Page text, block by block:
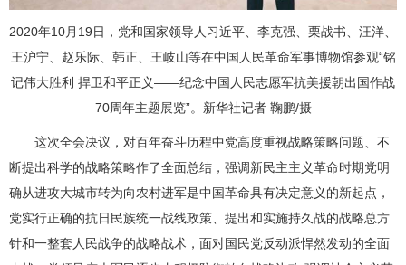
2020年10月19日，党和国家领导人习近平、李克强、栗战书、汪洋、
王沪宁、赵乐际、韩正、王岐山等在中国人民革命军事博物馆参观“铭
记伟大胜利 捍卫和平正义——纪念中国人民志愿军抗美援朝出国作战
70周年主题展览”。新华社记者 鞠鹏/摄
这次全会决议，对百年奋斗历程中党高度重视战略策略问题、不
断提出科学的战略策略作了全面总结，强调新民主主义革命时期党明
确从进攻大城市转为向农村进军是中国革命具有决定意义的新起点，
党实行正确的抗日民族统一战线政策、提出和实施持久战的战略总方
针和一整套人民战争的战略战术，面对国民党反动派悍然发动的全面